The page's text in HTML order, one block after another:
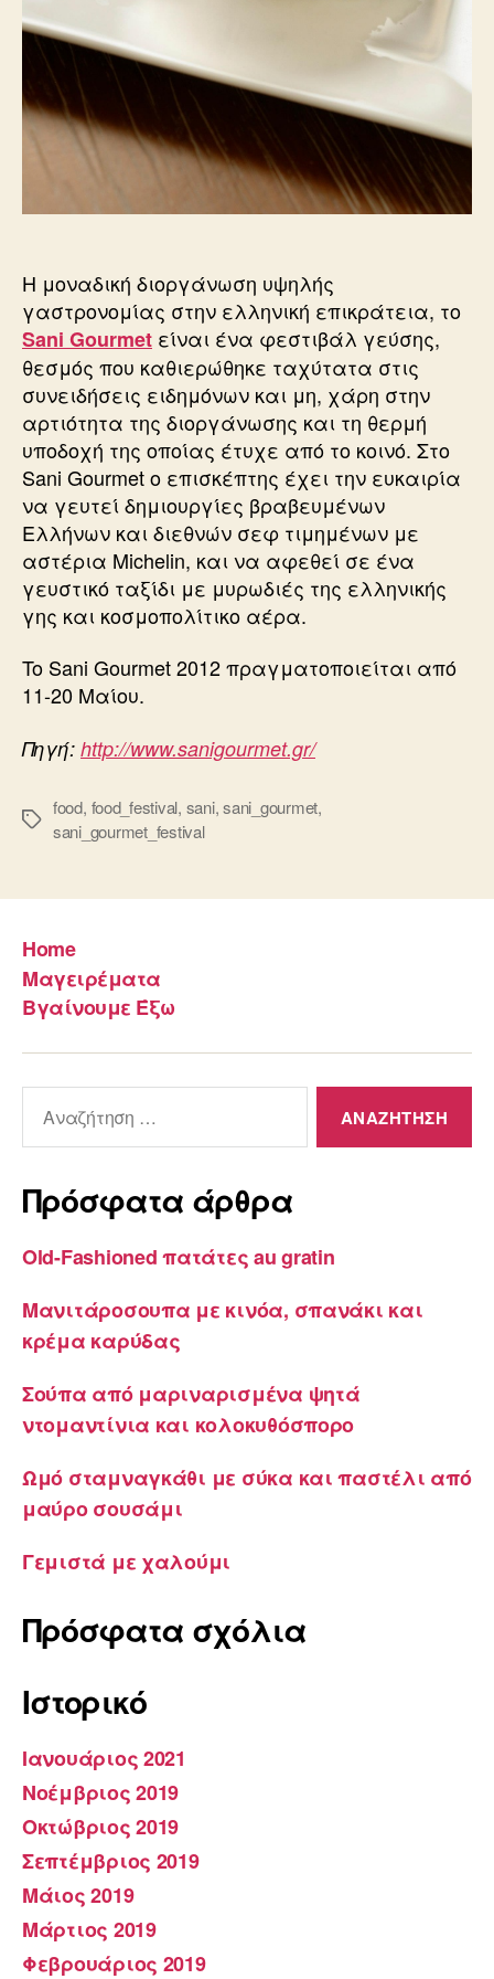
Η μοναδική διοργάνωση υψηλής
γαστρονομίας στην ελληνική επικράτεια, το
Sani Gourmet είναι ένα φεστιβάλ γεύσης,
θεσμός που καθιερώθηκε ταχύτατα στις
συνειδήσεις ειδημόνων και μη, χάρη στην
αρτιότητα της διοργάνωσης και τη θερμή
υποδοχή της οποίας έτυχε από το κοινό. Στο
Sani Gourmet ο επισκέπτης έχει την ευκαιρία
να γευτεί δημιουργίες βραβευμένων
Ελλήνων και διεθνών σεφ τιμημένων με
αστέρια Michelin, και να αφεθεί σε ένα
γευστικό ταξίδι με μυρωδιές της ελληνικής
γης και κοσμοπολίτικο αέρα.
To Sani Gourmet 2012 πραγματοποιείται από
11-20 Μαίου.
Πηγή: http://www.sanigourmet.gr/
Ετικέτες
food, food_festival, sani,sani_gourmet,
sani_gourmet_festival
Home
Μαγειρέματα
Βγαίνουμε Έξω
για:
Πρόσφατα άρθρα
Old-Fashioned πατάτες au gratin
Μανιτάροσουπα με κινόα, σπανάκι και
κρέμα καρύδας
Σούπα από μαριναρισμένα ψητά
ντομαντίνια και κολοκυθόσπορο
Ωμό σταμναγκάθι με σύκα και παστέλι από
μαύρο σουσάμι
Γεμιστά με χαλούμι
Πρόσφατα σχόλια
Ιστορικό
Ιανουάριος 2021
Νοέμβριος 2019
Οκτώβριος 2019
Σεπτέμβριος 2019
Μάιος 2019
Μάρτιος 2019
Φεβρουάριος 2019